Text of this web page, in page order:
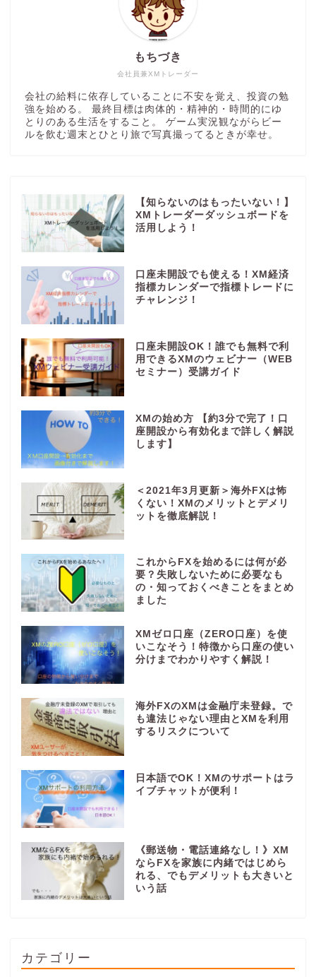
会社員兼XMトレーダー
もちづき
会社の給料に依存していることに不安を覚え、投資の勉
強を始める。 最終目標は肉体的・精神的・時間的にゆ
とりのある生活をすること。 ゲーム実況観ながらビー
ルを飲む週末とひとり旅で写真撮ってるときが幸せ。
【知らないのはもったいない！】
XMトレーダーダッシュボードを
活用しよう！
口座未開設でも使える！XM経済
指標カレンダーで指標トレードに
チャレンジ！
口座未開設OK！誰でも無料で利
用できるXMのウェビナー（WEB
セミナー）受講ガイド
XMの始め方 【約3分で完了！口
座開設から有効化まで詳しく解説
します】
＜2021年3月更新＞海外FXは怖
くない！XMのメリットとデメリ
ットを徹底解説！
これからFXを始めるには何が必
要？失敗しないために必要なも
の・知っておくべきことをまとめ
ました
XMゼロ口座（ZERO口座）を使
いこなそう！特徴から口座の使い
分けまでわかりやすく解説！
海外FXのXMは金融庁未登録。で
も違法じゃない理由とXMを利用
するリスクについて
日本語でOK！XMのサポートはラ
イブチャットが便利！
《郵送物・電話連絡なし！》XM
ならFXを家族に内緒ではじめら
れる、でもデメリットも大きいと
いう話
カテゴリー